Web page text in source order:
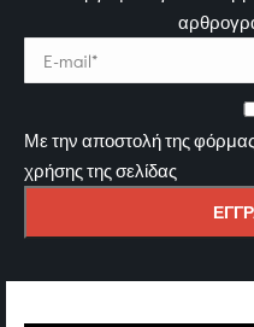
Με την αποστολή της
χρήσης της σελίδας